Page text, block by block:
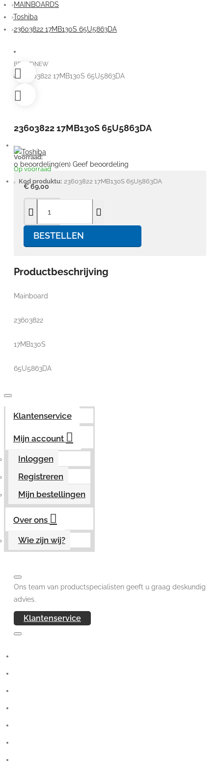
MAINBOARDS
Toshiba
23603822 17MB130S 65U5863DA
BRANDNEW
23603822 17MB130S 65U5863DA
Voorraad:
Op voorraad
Kod produktu: 23603822 17MB130S 65U5863DA
0 beoordeling(en) Geef beoordeling
€ 69,00
BESTELLEN
Productbeschrijving
Mainboard
23603822
17MB130S
65U5863DA
Klantenservice
Mijn account
Inloggen
Registreren
Mijn bestellingen
Over ons
Wie zijn wij?
Ons team van productspecialisten geeft u graag deskundig
advies.
Klantenservice